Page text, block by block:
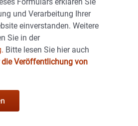
und Verarbeitung Ihrer
einverstanden. Weitere
Sie in der
Bitte lesen Sie hier auch
Veröffentlichung von